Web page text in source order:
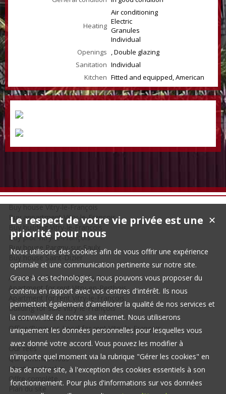
Heating
Air conditioning
Electric
Granules
Individual
Openings , Double glazing
Sanitation Individual
Kitchen Fitted and equipped, American
Buy house Vitry-le-François
Buy appartment Vitry-le-François
Buy building Vitry-le-François
Buy plot Vitry-le-François
Buy house Pargny-sur-Saulx
Buy house Saint-Dizier
Apartment for rent Vitry-le-François
Apartment for rent Vitry-en-Perthois
Apartment for rent Vitry-le-François
Building for sale Vitry-le-François
House for sale Couvrot
Office/Business Local for rent Vitry-le-François
Our fees
Qui sommes-nous
Mentions légales
Offre complète
Plan du site
✕
Le respect de votre vie privée est une
priorité pour nous
Nous utilisons des cookies afin de vous offrir une expérience
optimale et une communication pertinente sur notre site.
Grace à ces technologies, nous pouvons vous proposer du
contenu en rapport avec vos centres d'intérêt. Ils nous
permettent également d'améliorer la qualité de nos services et
la convivialité de notre site internet. Nous utiliserons
uniquement les données personnelles pour lesquelles vous
avez donné votre accord. Vous pouvez les modifier à
n'importe quel moment via la rubrique "Gérer les cookies" en
bas de notre site, à l'exception des cookies essentiels à son
fonctionnement. Pour plus d'informations sur vos données